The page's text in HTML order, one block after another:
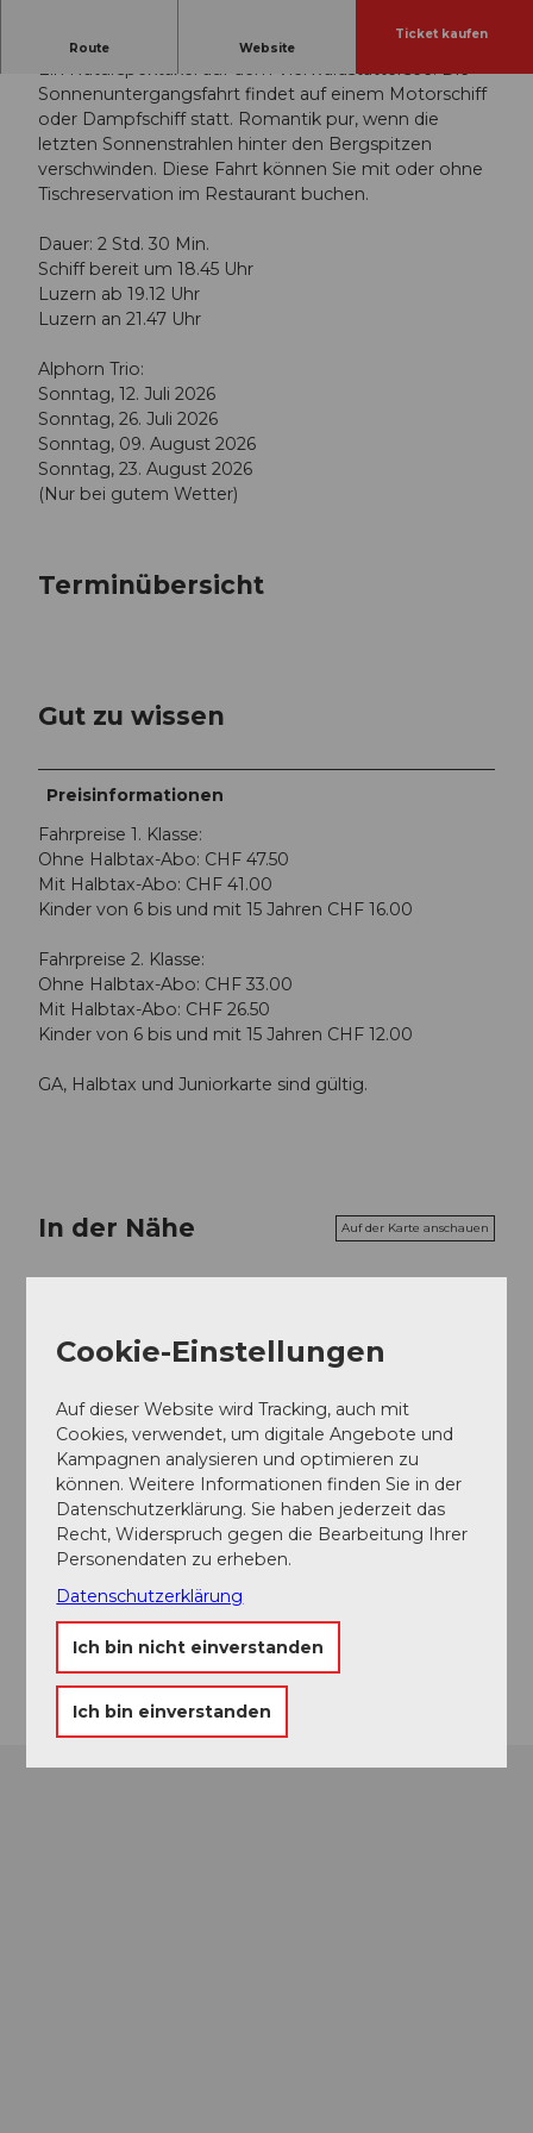
Route Website
Ticket kaufen
Feriengefühl auf dem Vierwaldstättersee
Ein Naturspektakel auf dem Vierwaldstättersee. Die
Sonnenuntergangsfahrt findet auf einem Motorschiff
oder Dampfschiff statt. Romantik pur, wenn die
letzten Sonnenstrahlen hinter den Bergspitzen
verschwinden. Diese Fahrt können Sie mit oder ohne
Tischreservation im Restaurant buchen.
Dauer: 2 Std. 30 Min.
Schiff bereit um 18.45 Uhr
Luzern ab 19.12 Uhr
Luzern an 21.47 Uhr
Alphorn Trio:
Sonntag, 12. Juli 2026
Sonntag, 26. Juli 2026
Sonntag, 09. August 2026
Sonntag, 23. August 2026
(Nur bei gutem Wetter)
Terminübersicht
Gut zu wissen
Preisinformationen
Fahrpreise 1. Klasse:
Ohne Halbtax-Abo: CHF 47.50
Mit Halbtax-Abo: CHF 41.00
Kinder von 6 bis und mit 15 Jahren CHF 16.00
Fahrpreise 2. Klasse:
Ohne Halbtax-Abo: CHF 33.00
Mit Halbtax-Abo: CHF 26.50
Kinder von 6 bis und mit 15 Jahren CHF 12.00
GA, Halbtax und Juniorkarte sind gültig.
In der Nähe Auf der Karte anschauen
Veranstaltungsort
SGV Schiffanlegeplatz
Europaplatz
Website
Anreise
Cookie-Einstellungen
Auf dieser Website wird Tracking, auch mit
Cookies, verwendet, um digitale Angebote und
Kampagnen analysieren und optimieren zu
können. Weitere Informationen finden Sie in der
Datenschutzerklärung. Sie haben jederzeit das
Recht, Widerspruch gegen die Bearbeitung Ihrer
Personendaten zu erheben.
Datenschutzerklärung
Ich bin nicht einverstanden
Ich bin einverstanden